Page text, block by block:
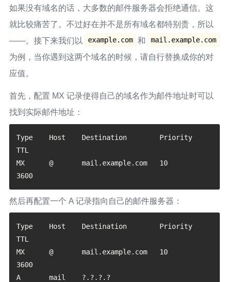
如果没有域名的话，大多数的邮件服务器会拒绝通信。这
就比较痛苦了。不过好在并不是所有域名都特别贵，所以
——。接下来我们以
example.com 和 mail.example.com
为例，当你遇到这两个域名的时候，请自行替换成你的对
应值。
首先，配置 MX 记录使得自己的域名作为邮件地址时可以
找到实际邮件地址：
Type    Host    Destination        Priority
TTL
MX      @       mail.example.com   10
3600
然后再配置一个 A 记录指向自己的邮件服务器：
Type    Host    Destination        Priority
TTL
MX      @       mail.example.com   10
3600
A       mail    ?.?.?.?